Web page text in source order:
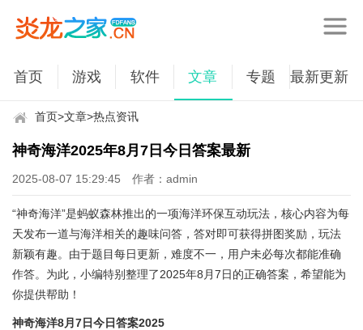
首页 游戏 软件 文章 专题 最新更新
首页>文章>热点资讯
神奇海洋2025年8月7日今日答案最新
2025-08-07 15:29:45 作者：admin
“神奇海洋”是蚂蚁森林推出的一项海洋环保互动玩法，核心内容为每
天发布一道与海洋相关的趣味问答，答对即可获得拼图奖励，玩法
新颖有趣。由于题目每日更新，难度不一，用户未必每次都能准确
作答。为此，小编特别整理了2025年8月7日的正确答案，希望能为
你提供帮助！
神奇海洋8月7日今日答案2025